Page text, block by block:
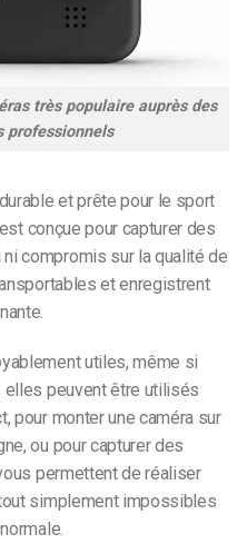
très populaire auprès des
professionnels
et prête pour le sport
conçue pour capturer des
compromis sur la qualité de
et enregistrent
utiles, même si
elles peuvent être utilisés
pour monter une caméra sur
ou pour capturer des
permettent de réaliser
simplement impossibles